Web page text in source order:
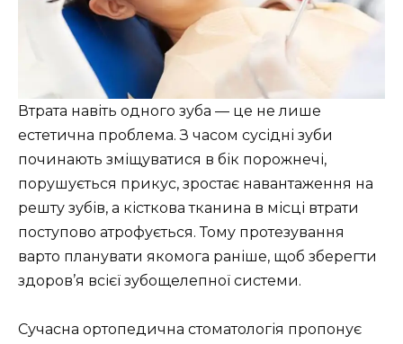
Втрата навіть одного зуба — це не лише
естетична проблема. З часом сусідні зуби
починають зміщуватися в бік порожнечі,
порушується прикус, зростає навантаження на
решту зубів, а кісткова тканина в місці втрати
поступово атрофується. Тому протезування
варто планувати якомога раніше, щоб зберегти
здоров’я всієї зубощелепної системи.
Сучасна ортопедична стоматологія пропонує